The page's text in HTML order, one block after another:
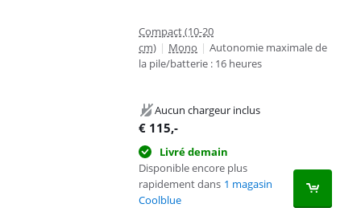
Compact (10-20
cm) | Mono | Autonomie maximale de
la pile/batterie : 16 heures
Aucun chargeur inclus
€ 115,-
Livré demain
Disponible encore plus
rapidement dans 1 magasin
Coolblue